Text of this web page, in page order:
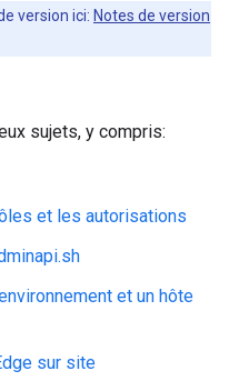
version ici: Notes de version
sujets, y compris:
et les autorisations
et un hôte
sur site